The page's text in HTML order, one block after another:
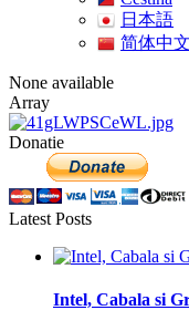
日本語
简体中文
None available
Array
Donatie
Latest Posts
Intel, Cabala si